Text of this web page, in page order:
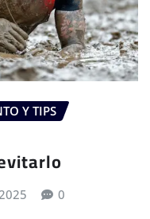
Y TIPS
0